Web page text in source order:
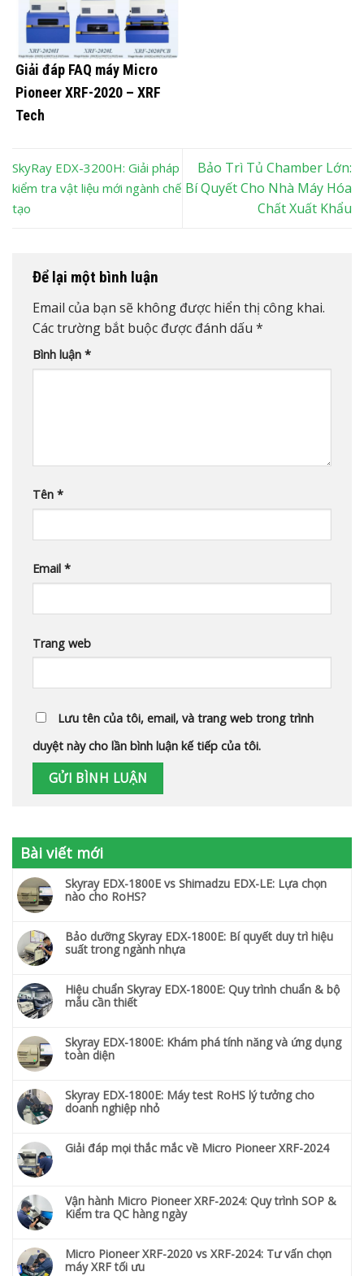
Giải đáp FAQ máy Micro
Pioneer XRF-2020 – XRF
Tech
SkyRay EDX-3200H: Giải pháp
kiểm tra vật liệu mới ngành chế
tạo
Bảo Trì Tủ Chamber Lớn:
Bí Quyết Cho Nhà Máy Hóa
Chất Xuất Khẩu
Để lại một bình luận
Email của bạn sẽ không được hiển thị công khai.
Các trường bắt buộc được đánh dấu *
Bình luận *
Tên *
Email *
Trang web
Lưu tên của tôi, email, và trang web trong trình
duyệt này cho lần bình luận kế tiếp của tôi.
Bài viết mới
Skyray EDX-1800E vs Shimadzu EDX-LE: Lựa chọn
nào cho RoHS?
Bảo dưỡng Skyray EDX-1800E: Bí quyết duy trì hiệu
suất trong ngành nhựa
Hiệu chuẩn Skyray EDX-1800E: Quy trình chuẩn & bộ
mẫu cần thiết
Skyray EDX-1800E: Khám phá tính năng và ứng dụng
toàn diện
Skyray EDX-1800E: Máy test RoHS lý tưởng cho
doanh nghiệp nhỏ
Giải đáp mọi thắc mắc về Micro Pioneer XRF-2024
Vận hành Micro Pioneer XRF-2024: Quy trình SOP &
Kiểm tra QC hàng ngày
Micro Pioneer XRF-2020 vs XRF-2024: Tư vấn chọn
máy XRF tối ưu